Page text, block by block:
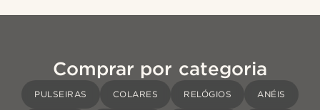
Comprar por categoria
PULSEIRAS COLARES RELÓGIOS ANÉIS